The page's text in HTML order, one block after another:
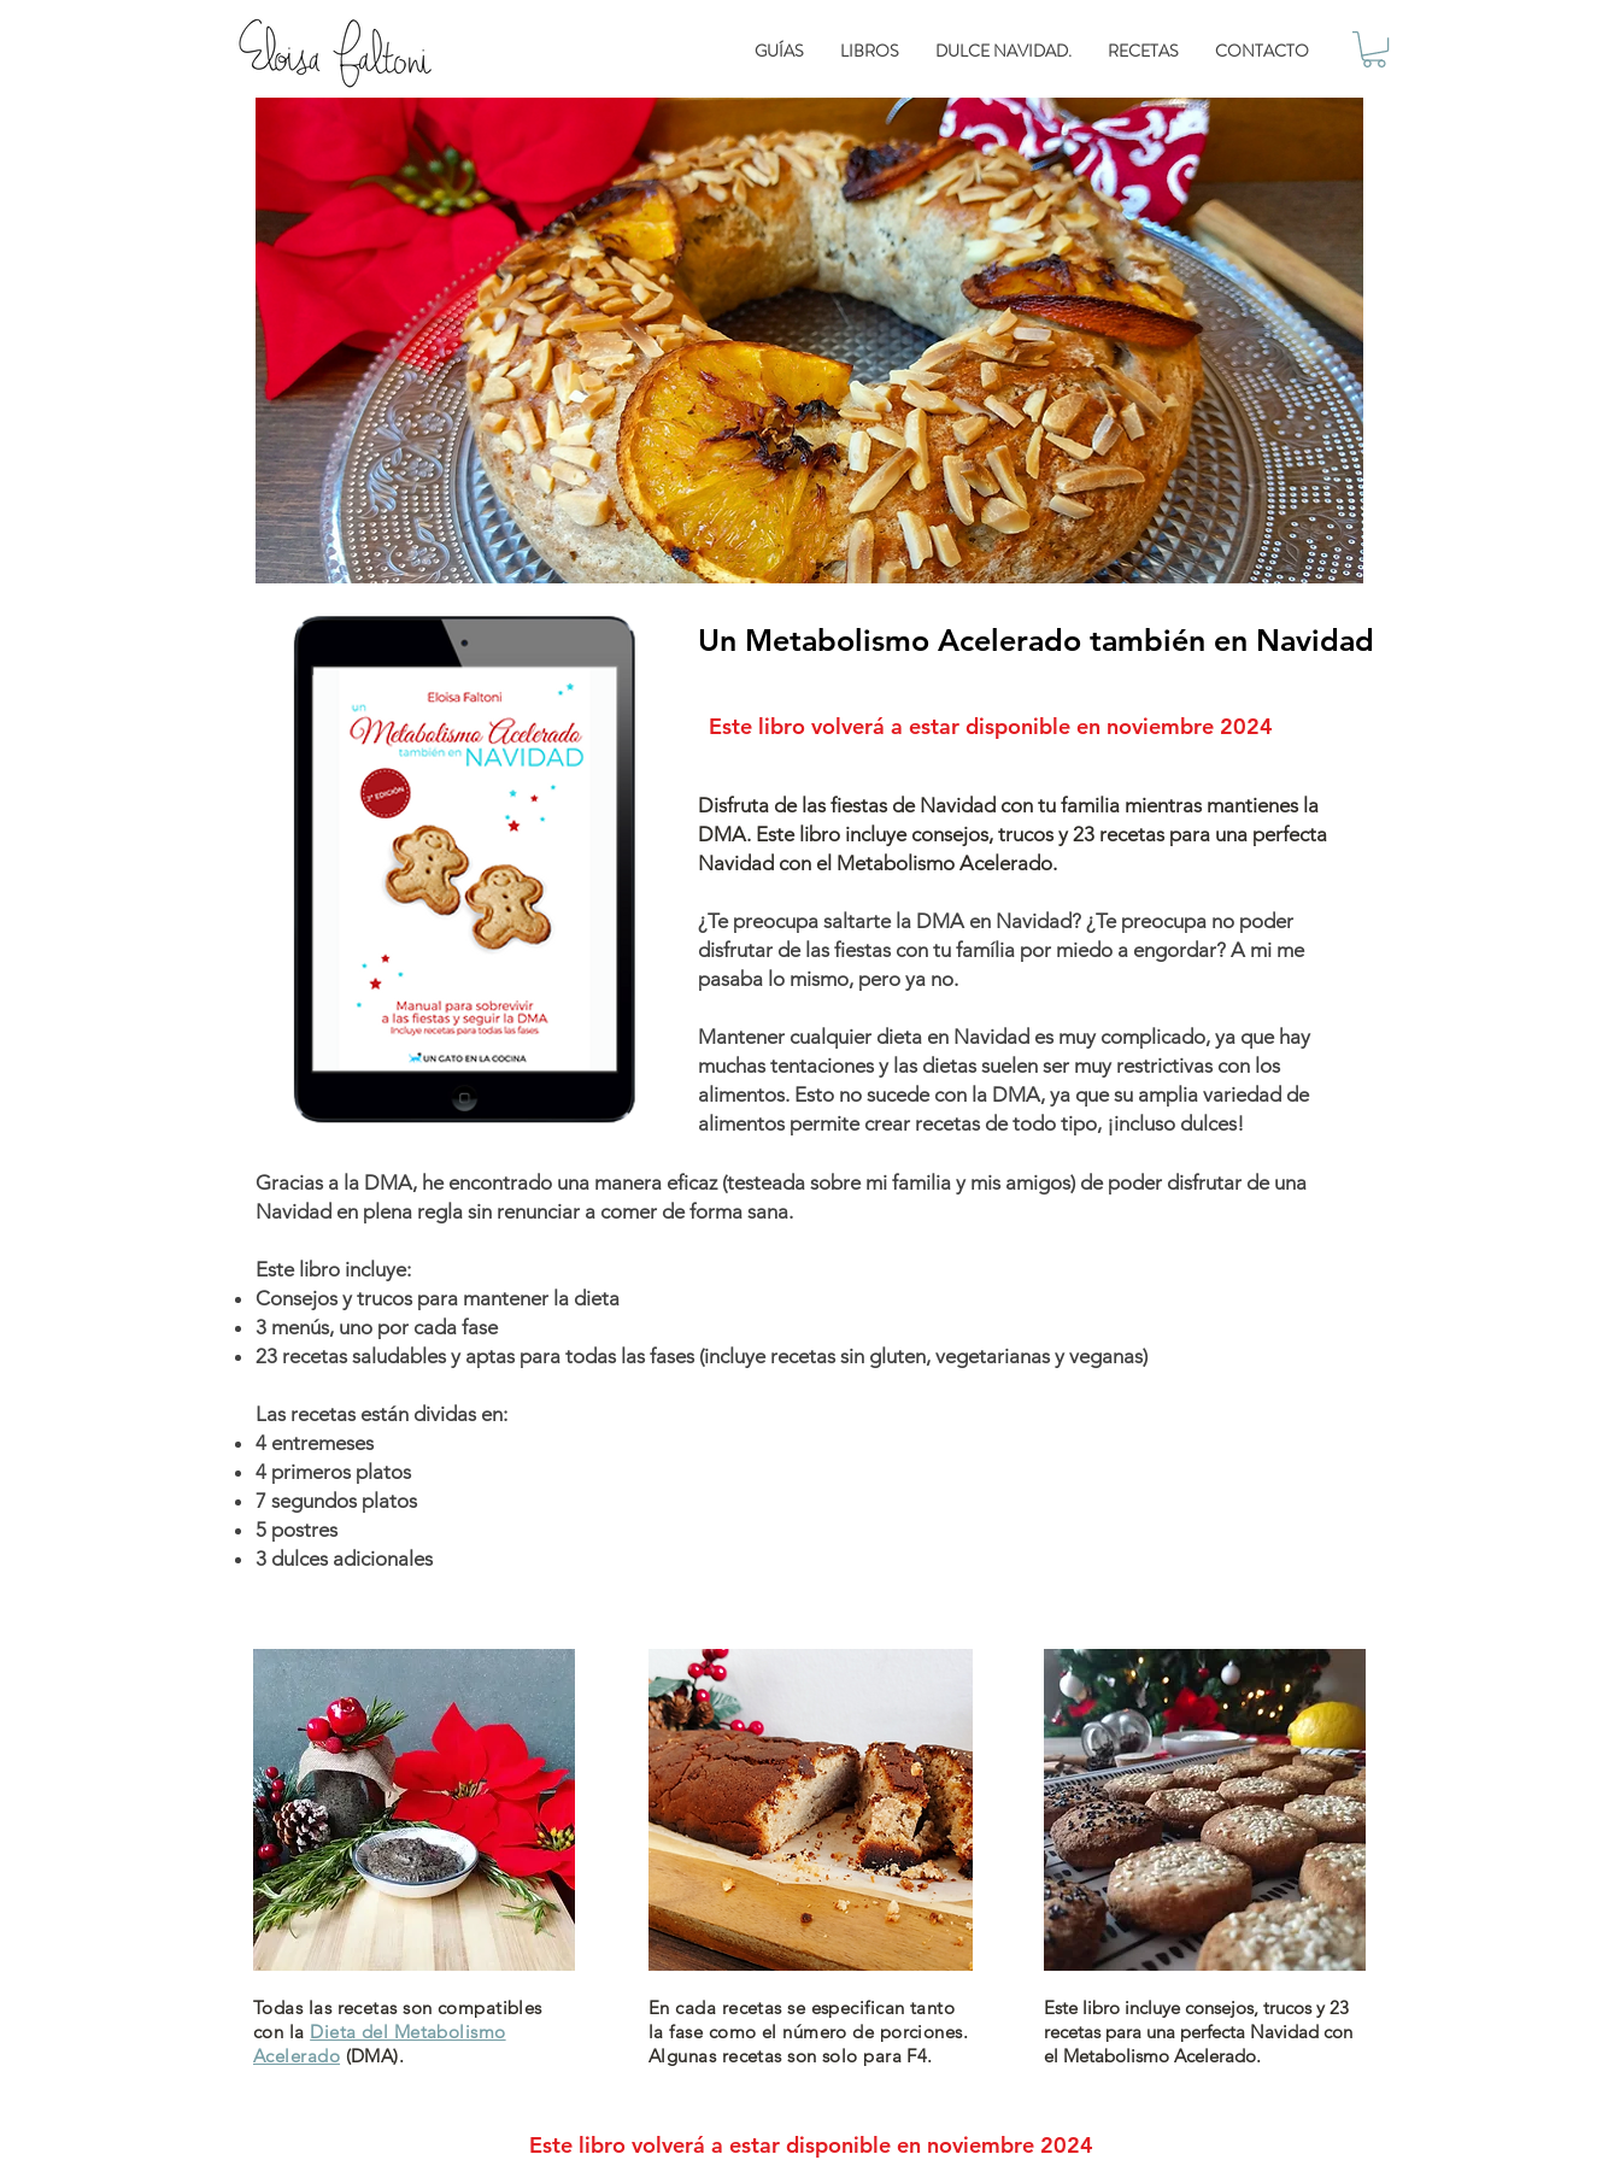
GUÍAS LIBROS DULCE NAVIDAD. RECETAS CONTACTO
Un Metabolismo Acelerado también en Navidad
Este libro volverá a estar disponible en noviembre 2024
Disfruta de las fiestas de Navidad con tu familia mientras mantienes la
DMA. Este libro incluye consejos, trucos y 23 recetas para una perfecta
Navidad con el Metabolismo Acelerado.
¿Te preocupa saltarte la DMA en Navidad? ¿Te preocupa no poder
disfrutar de las fiestas con tu família por miedo a engordar? A mi me
pasaba lo mismo, pero ya no.
Mantener cualquier dieta en Navidad es muy complicado, ya que hay
muchas tentaciones y las dietas suelen ser muy restrictivas con los
alimentos. Esto no sucede con la DMA, ya que su amplia variedad de
alimentos permite crear recetas de todo tipo, ¡incluso dulces!
Gracias a la DMA, he encontrado una manera eficaz (testeada sobre mi familia y mis amigos) de poder disfrutar de una
Navidad en plena regla sin renunciar a comer de forma sana.
Este libro incluye:
Consejos y trucos para mantener la dieta
3 menús, uno por cada fase
23 recetas saludables y aptas para todas las fases (incluye recetas sin gluten, vegetarianas y veganas)
Las recetas están dividas en:
4 entremeses
4 primeros platos
7 segundos platos
5 postres
3 dulces adicionales
Todas las recetas son compatibles
con la Dieta del Metabolismo
Acelerado (DMA).
En cada recetas se especifican tanto
la fase como el número de porciones.
Algunas recetas son solo para F4.
Este libro incluye consejos, trucos y 23
recetas para una perfecta Navidad con
el Metabolismo Acelerado.
Este libro volverá a estar disponible en noviembre 2024